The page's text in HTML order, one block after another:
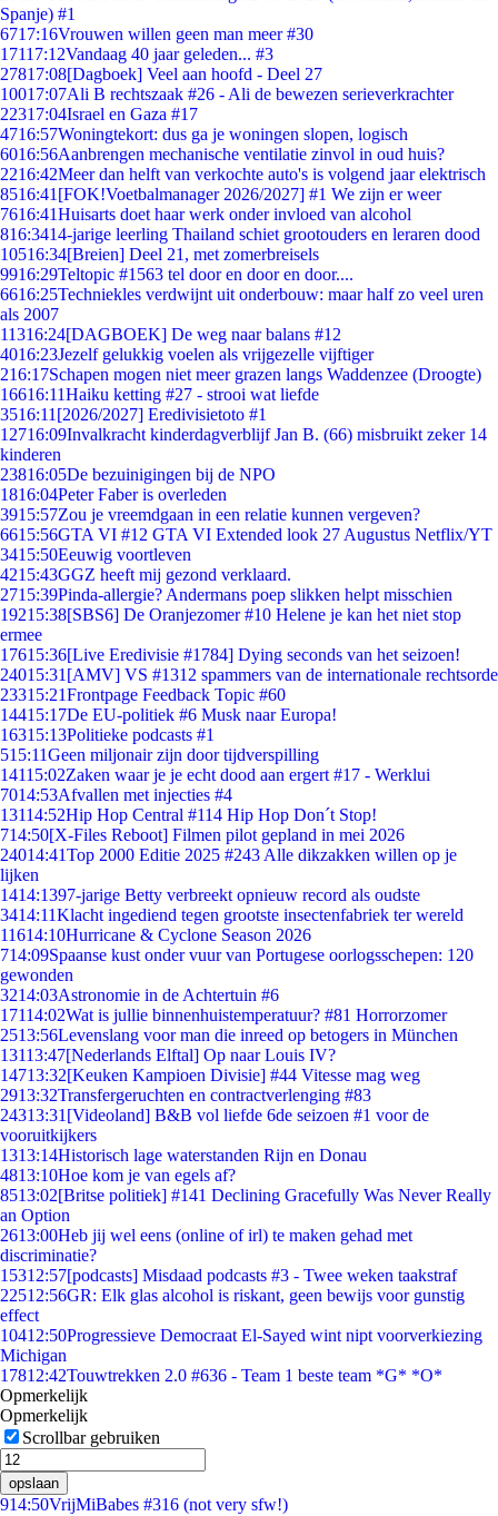
Spanje) #1
6717:16Vrouwen willen geen man meer #30
17117:12Vandaag 40 jaar geleden... #3
27817:08[Dagboek] Veel aan hoofd - Deel 27
10017:07Ali B rechtszaak #26 - Ali de bewezen serieverkrachter
22317:04Israel en Gaza #17
4716:57Woningtekort: dus ga je woningen slopen, logisch
6016:56Aanbrengen mechanische ventilatie zinvol in oud huis?
2216:42Meer dan helft van verkochte auto's is volgend jaar elektrisch
8516:41 [FOK!Voetbalmanager 2026/2027] #1 We zijn er weer
7616:41Huisarts doet haar werk onder invloed van alcohol
816:3414-jarige leerling Thailand schiet grootouders en leraren dood
10516:34[Breien] Deel 21, met zomerbreisels
9916:29Teltopic #1563 tel door en door en door....
6616:25Techniekles verdwijnt uit onderbouw: maar half zo veel uren
als 2007
11316:24[DAGBOEK] De weg naar balans #12
4016:23Jezelf gelukkig voelen als vrijgezelle vijftiger
216:17Schapen mogen niet meer grazen langs Waddenzee (Droogte)
16616:11Haiku ketting #27 - strooi wat liefde
3516:11 [2026/2027] Eredivisietoto #1
12716:09Invalkracht kinderdagverblijf Jan B. (66) misbruikt zeker 14
kinderen
23816:05De bezuinigingen bij de NPO
1816:04Peter Faber is overleden
3915:57Zou je vreemdgaan in een relatie kunnen vergeven?
6615:56GTA VI #12 GTA VI Extended look 27 Augustus Netflix/YT
3415:50Eeuwig voortleven
4215:43GGZ heeft mij gezond verklaard.
2715:39Pinda-allergie? Andermans poep slikken helpt misschien
19215:38[SBS6] De Oranjezomer #10 Helene je kan het niet stop
ermee
17615:36[Live Eredivisie #1784] Dying seconds van het seizoen!
24015:31 [AMV] VS #1312 spammers van de internationale rechtsorde
23315:21Frontpage Feedback Topic #60
14415:17De EU-politiek #6 Musk naar Europa!
16315:13Politieke podcasts #1
515:11Geen miljonair zijn door tijdverspilling
14115:02Zaken waar je je echt dood aan ergert #17 - Werklui
7014:53Afvallen met injecties #4
13114:52Hip Hop Central #114 Hip Hop Don´t Stop!
714:50[X-Files Reboot] Filmen pilot gepland in mei 2026
24014:41Top 2000 Editie 2025 #243 Alle dikzakken willen op je
lijken
1414:1397-jarige Betty verbreekt opnieuw record als oudste
3414:11Klacht ingediend tegen grootste insectenfabriek ter wereld
11614:10Hurricane & Cyclone Season 2026
714:09Spaanse kust onder vuur van Portugese oorlogsschepen: 120
gewonden
3214:03Astronomie in de Achtertuin #6
17114:02Wat is jullie binnenhuistemperatuur? #81 Horrorzomer
2513:56Levenslang voor man die inreed op betogers in München
13113:47[Nederlands Elftal] Op naar Louis IV?
14713:32[Keuken Kampioen Divisie] #44 Vitesse mag weg
2913:32Transfergeruchten en contractverlenging #83
24313:31 [Videoland] B&B vol liefde 6de seizoen #1 voor de
vooruitkijkers
1313:14Historisch lage waterstanden Rijn en Donau
4813:10Hoe kom je van egels af?
8513:02[Britse politiek] #141 Declining Gracefully Was Never Really
an Option
2613:00Heb jij wel eens (online of irl) te maken gehad met
discriminatie?
15312:57[podcasts] Misdaad podcasts #3 - Twee weken taakstraf
22512:56GR: Elk glas alcohol is riskant, geen bewijs voor gunstig
effect
10412:50Progressieve Democraat El-Sayed wint nipt voorverkiezing
Michigan
17812:42Touwtrekken 2.0 #636 - Team 1 beste team *G* *O*
Opmerkelijk
Opmerkelijk
Scrollbar gebruiken
opslaan
914:50VrijMiBabes #316 (not very sfw!)